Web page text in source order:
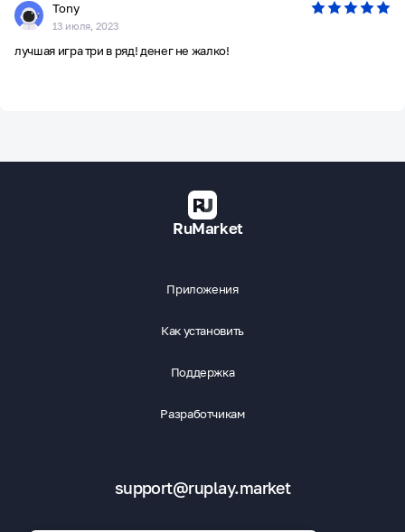
Tony
13 июля, 2023
лучшая игра три в ряд! денег не жалко!
RuMarket
Приложения
Как установить
Поддержка
Разработчикам
support@ruplay.market